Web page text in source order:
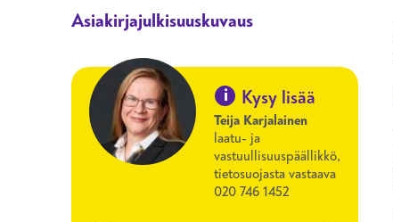
Asiakirjajulkisuuskuvaus
i Kysy lisää
Teija Karjalainen
laatu- ja
vastuullisuuspäällikkö,
tietosuojasta vastaava
020 746 1452